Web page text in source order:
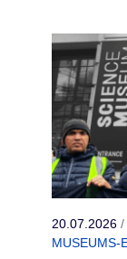
20.07.2026 /
MUSEUMS-